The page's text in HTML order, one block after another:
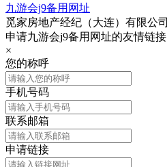
九游会j9备用网址
觅家房地产经纪（大连）有限公司
申请九游会j9备用网址的友情链接
×
您的称呼
手机号码
联系邮箱
申请链接